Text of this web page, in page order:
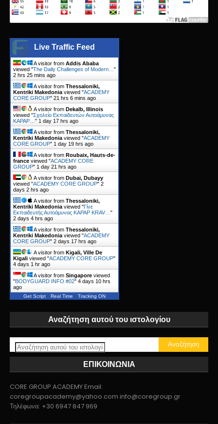
Live Traffic Feed
A visitor from Addis Ababa
viewed "The Daily Challenges of Modern… "
2 hrs 25 mins ago
A visitor from Thessaloniki,
Kentriki Makedonia viewed "ACADEMY
CORE GROUP" 21 hrs 6 mins ago
A visitor from Dekalb, Illinois
viewed "Σχολείο Εκπαιδευτών Αυτοάμυνας
KAPAP… " 1 day 17 hrs ago
A visitor from Thessaloniki,
Kentriki Makedonia viewed "ACADEMY
CORE GROUP" 1 day 19 hrs ago
A visitor from Roubaix, Hauts-de-
france viewed "ACADEMY CORE
GROUP" 1 day 21 hrs ago
A visitor from Dubai, Dubayy
viewed "ACADEMY CORE GROUP" 2
days 2 hrs ago
A visitor from Thessaloniki,
Kentriki Makedonia viewed "Γίνε
Εκπαιδευτής Αυτοάμυνας KAPAP KRAV… "
2 days 4 hrs ago
A visitor from Thessaloniki,
Kentriki Makedonia viewed "ACADEMY
CORE GROUP" 2 days 17 hrs ago
A visitor from Kigali, Ville De
Kigali viewed "ACADEMY CORE GROUP"
4 days 1 hr ago
A visitor from Singapore viewed
"BODYGUARD INFO #02" 4 days 10 hrs
ago
Get Script Real Time Tracking ON
Αναζήτηση αυτού του ιστολογίου
ΕΠΙΚΟΙΝΩΝΙΑ
CORE GROUP ACADEMY Email:
coregroupacademy@yahoo.com info@coregroup.gr
Τηλέφωνα: +30 6947 847 969